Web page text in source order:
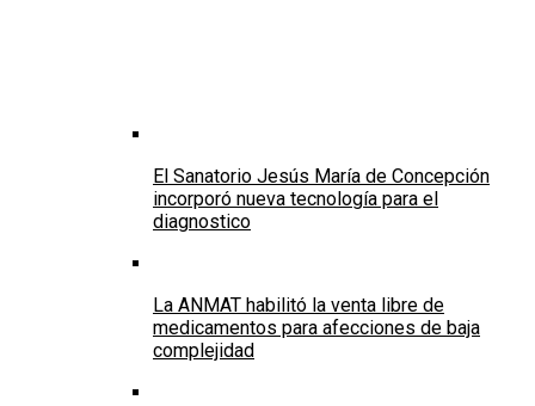
El Sanatorio Jesús María de Concepción
incorporó nueva tecnología para el
diagnostico
La ANMAT habilitó la venta libre de
medicamentos para afecciones de baja
complejidad